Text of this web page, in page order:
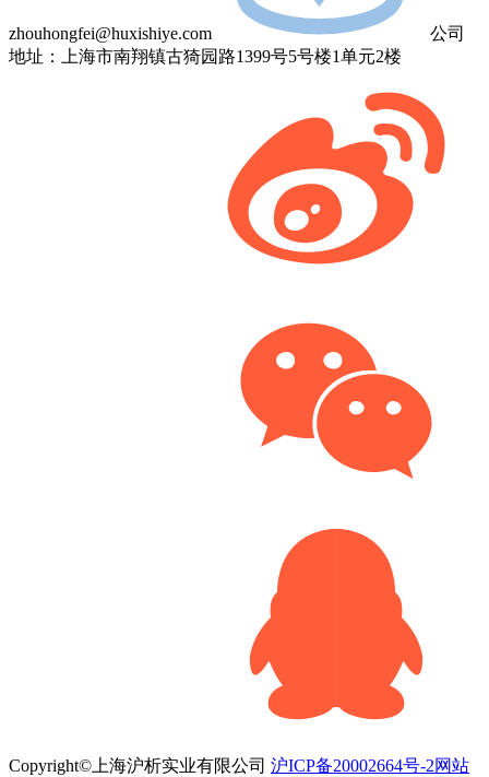
zhouhongfei@huxishiye.com
公司
地址：上海市南翔镇古猗园路1399号5号楼1单元2楼
Copyright©上海沪析实业有限公司 沪ICP备20002664号-2网站